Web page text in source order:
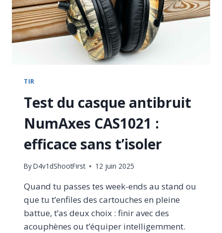
TIR
Test du casque antibruit
NumAxes CAS1021 :
efficace sans t’isoler
ByD4v1dShootFirst 12 juin 2025
Quand tu passes tes week-ends au stand ou
que tu t’enfiles des cartouches en pleine
battue, t’as deux choix : finir avec des
acouphènes ou t’équiper intelligemment.